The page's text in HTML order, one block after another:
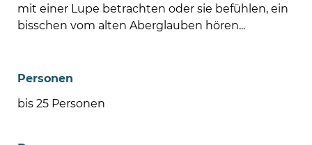
mit einer Lupe betrachten oder sie befühlen, ein
bisschen vom alten Aberglauben hören...
Personen
bis 25 Personen